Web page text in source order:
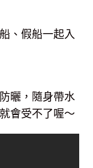
、假船一起入
曬，隨身帶水
會受不了喔～